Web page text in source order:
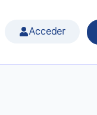
Acceder